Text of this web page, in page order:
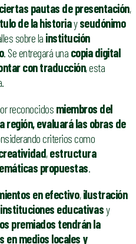
ciertas pautas de presentación,
de la historiayseudónimo
sobre la institución
. Se entregará una copia digital
con traducción, esta
reconocidos miembros del
evaluará las obras de
criterios como
,estructura
propuestas
en efectivo,ilustración
educativasy
premiados tendrán la
en medios locales y